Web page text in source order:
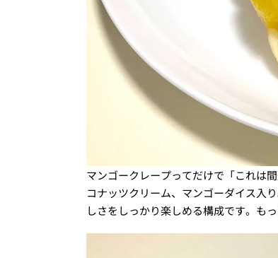
マンゴークレープってだけで「これは
コナッツクリーム、マンゴーダイス入
しさをしっかり楽しめる構成です。も